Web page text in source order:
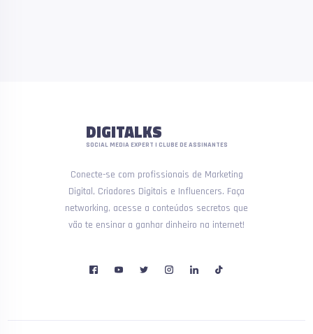
DIGITALKS
SOCIAL MEDIA EXPERT | CLUBE DE ASSINANTES
Conecte-se com profissionais de Marketing
Digital, Criadores Digitais e Influencers. Faça
networking, acesse a conteúdos secretos que
vão te ensinar a ganhar dinheiro na internet!